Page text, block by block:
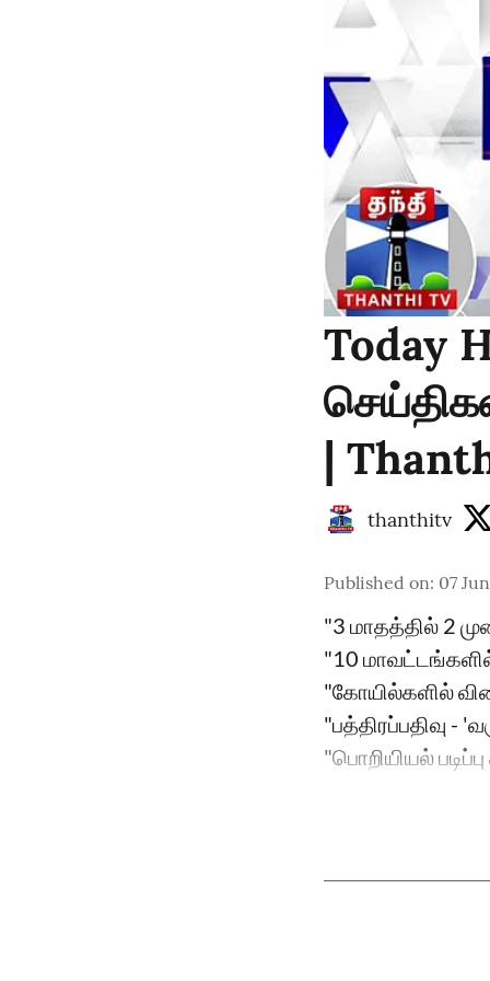
Today
|
thanthitv
Published on: 07
"3 மாதத்தில் 2
"10
"கோயில்களில்
"பத்திரப்பதிவு -
"பொறியியல்